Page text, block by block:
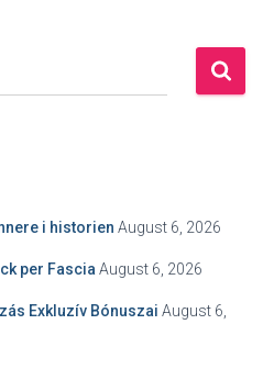
i historien August 6, 2026
per Fascia August 6, 2026
Exkluzív Bónuszai August 6,